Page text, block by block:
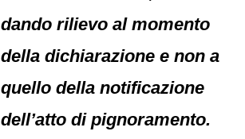
dando rilievo al momento
della dichiarazione e non a
quello della notificazione
dell’atto di pignoramento.